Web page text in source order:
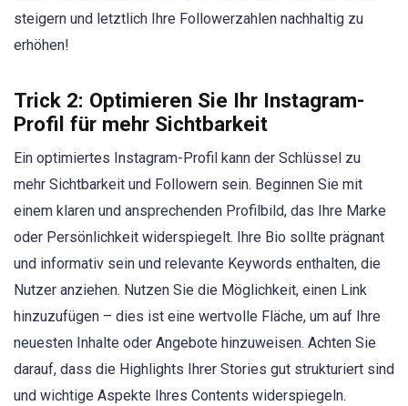
steigern und letztlich Ihre Followerzahlen nachhaltig zu
erhöhen!
Trick 2: Optimieren Sie Ihr Instagram-
Profil für mehr Sichtbarkeit
Ein optimiertes Instagram-Profil kann der Schlüssel zu
mehr Sichtbarkeit und Followern sein. Beginnen Sie mit
einem klaren und ansprechenden Profilbild, das Ihre Marke
oder Persönlichkeit widerspiegelt. Ihre Bio sollte prägnant
und informativ sein und relevante Keywords enthalten, die
Nutzer anziehen. Nutzen Sie die Möglichkeit, einen Link
hinzuzufügen – dies ist eine wertvolle Fläche, um auf Ihre
neuesten Inhalte oder Angebote hinzuweisen. Achten Sie
darauf, dass die Highlights Ihrer Stories gut strukturiert sind
und wichtige Aspekte Ihres Contents widerspiegeln.